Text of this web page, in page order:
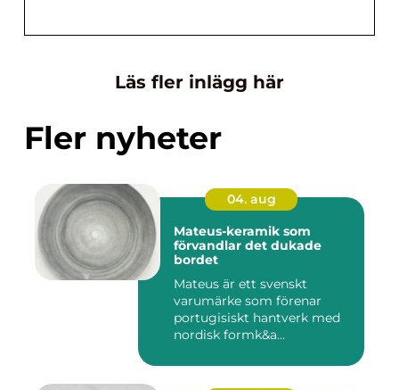
Läs fler inlägg här
Fler nyheter
04. aug
Mateus-keramik som
förvandlar det dukade
bordet
Mateus är ett svenskt
varumärke som förenar
portugisiskt hantverk med
nordisk formk&a...